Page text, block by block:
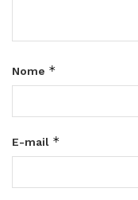
Nome *
E-mail *